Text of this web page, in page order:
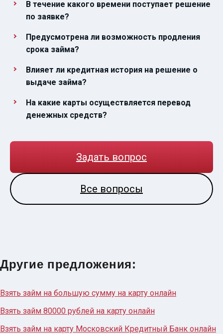
В течение какого времени поступает решение
по заявке?
Предусмотрена ли возможность продления
срока займа?
Влияет ли кредитная история на решение о
выдаче займа?
На какие карты осуществляется перевод
денежных средств?
Задать вопрос
Все вопросы
Другие предложения:
Взять займ на большую сумму на карту онлайн
Взять займ 80000 рублей на карту онлайн
Взять займ на карту Московский Кредитный Банк онлайн